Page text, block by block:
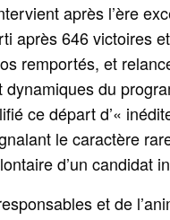
après l’ère
après 646 victoires
remportés, et
dynamiques du
ce départ d’«
le caractère
d’un candidat
et de